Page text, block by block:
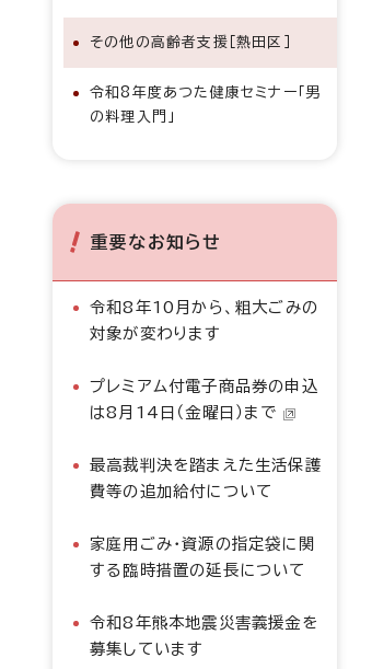
その他の高齢者支援［熱田区］
令和8年度あつた健康セミナー「男
の料理入門」
重要なお知らせ
令和8年10月から、粗大ごみの
対象が変わります
プレミアム付電子商品券の申込
は8月14日（金曜日）まで
最高裁判決を踏まえた生活保護
費等の追加給付について
家庭用ごみ・資源の指定袋に関
する臨時措置の延長について
令和8年熊本地震災害義援金を
募集しています